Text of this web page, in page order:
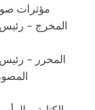
مؤثرات
المخرج –
المحرر –